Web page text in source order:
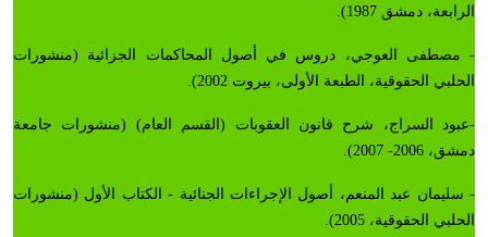
الرابعة، دمشق 1987).
- مصطفى العوجي، دروس في أصول المحاكمات الجزائية (منشورات
الحلبي الحقوقية، الطبعة الأولى، بيروت 2002).
-عبود السراج، شرح قانون العقوبات (القسم العام) (منشورات جامعة
دمشق، 2006- 2007).
- سليمان عبد المنعم، أصول الإجراءات الجنائية - الكتاب الأول (منشورات
الحلبي الحقوقية، 2005).